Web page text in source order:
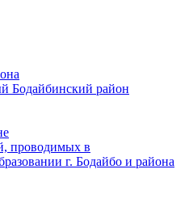
Бодайбинский район
проводимых в
г. Бодайбо и района